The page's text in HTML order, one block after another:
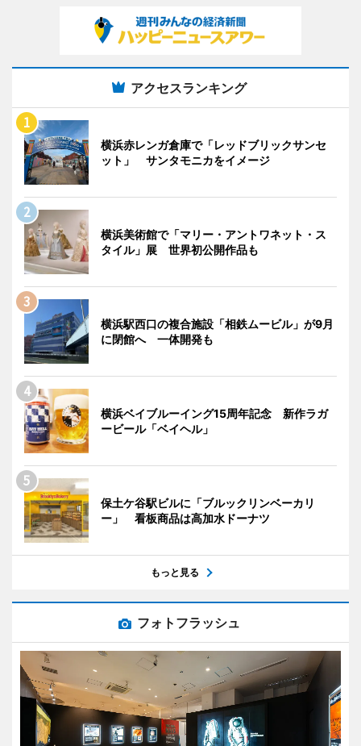
アクセスランキング
横浜赤レンガ倉庫で「レッドブリックサンセ
ット」 サンタモニカをイメージ
横浜美術館で「マリー・アントワネット・ス
タイル」展 世界初公開作品も
横浜駅西口の複合施設「相鉄ムービル」が9月
に閉館へ 一体開発も
横浜ベイブルーイング15周年記念 新作ラガ
ービール「ベイヘル」
保土ケ谷駅ビルに「ブルックリンベーカリ
ー」 看板商品は高加水ドーナツ
もっと見る
フォトフラッシュ